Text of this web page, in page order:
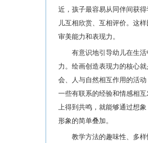
近，孩子最容易从同伴间获
儿互相欣赏、互相评价。这
审美能力和表现力。
有意识地引导幼儿在生
力。绘画创造表现力的核心
会、人与自然相互作用的活
一些有联系的经验和情感相
上得到共鸣，就能够通过想
形象的简单叠加。
教学方法的趣味性、多